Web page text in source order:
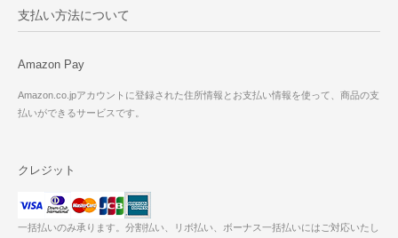
支払い方法について
Amazon Pay
Amazon.co.jpアカウントに登録された住所情報とお支払い情報を使って、商品の支
払いができるサービスです。
クレジット
一括払いのみ承ります。分割払い、リボ払い、ボーナス一括払いにはご対応いたし